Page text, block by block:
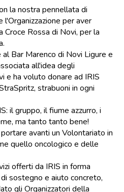
la nostra pennellata di
l'Organizzazione per aver
Croce Rossa di Novi, per la
Bar Marenco di Novi Ligure e
all'idea degli
e ha voluto donare ad IRIS
strabuoni in ogni
il gruppo, il fiume azzurro, i
ma tanto tanto bene!
avanti un Volontariato in
quello oncologico e delle
offerti da IRIS in forma
sostegno e aiuto concreto,
gli Organizzatori della